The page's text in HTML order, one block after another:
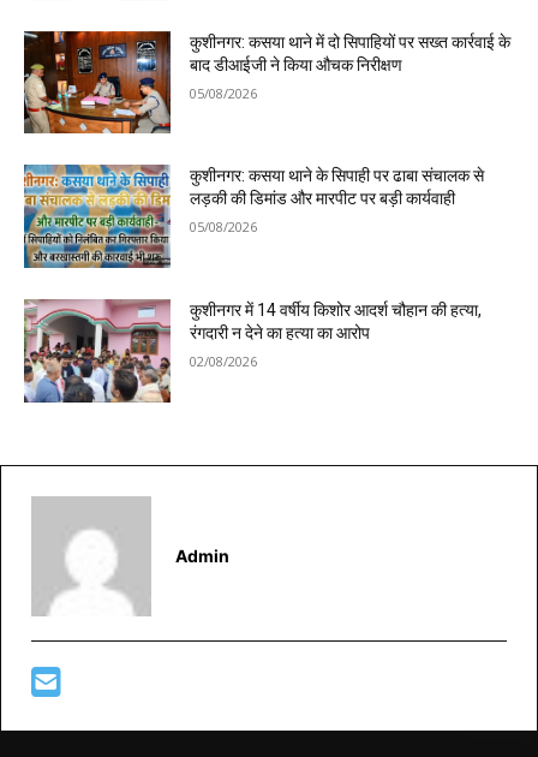
कुशीनगर: कसया थाने में दो सिपाहियों पर सख्त कार्रवाई के
बाद डीआईजी ने किया औचक निरीक्षण
05/08/2026
कुशीनगर: कसया थाने के सिपाही पर ढाबा संचालक से
लड़की की डिमांड और मारपीट पर बड़ी कार्यवाही
05/08/2026
कुशीनगर में 14 वर्षीय किशोर आदर्श चौहान की हत्या,
रंगदारी न देने का हत्या का आरोप
02/08/2026
Admin